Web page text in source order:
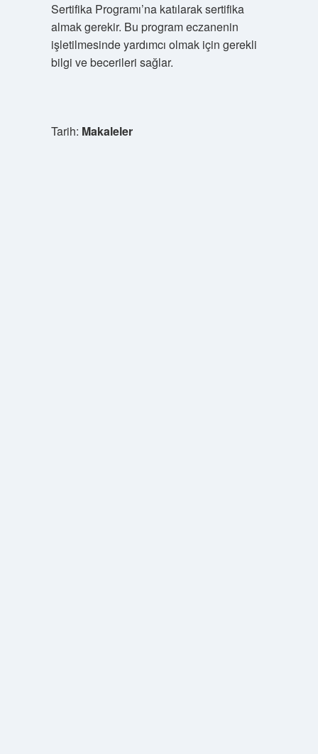
Sertifika Programı’na katılarak sertifika
almak gerekir. Bu program eczanenin
işletilmesinde yardımcı olmak için gerekli
bilgi ve becerileri sağlar.
Tarih: Makaleler